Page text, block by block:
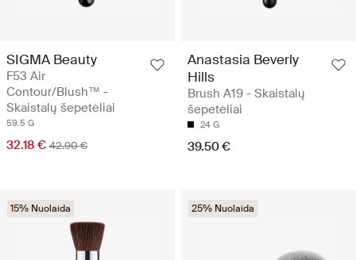
SIGMA Beauty
F53 Air
Contour/Blush™ -
Skaistalų šepetėliai
59.5 G
32.18 € 42.90 €
Anastasia Beverly
Hills
Brush A19 - Skaistalų
šepetėliai
24 G
39.50 €
15% Nuolaida 25% Nuolaida